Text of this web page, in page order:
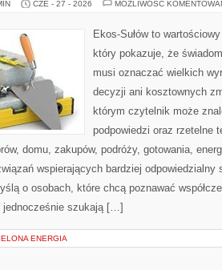
CZE - 27 - 2026 MOŻLIWOŚĆ
Ekos-Sułów to
który pokazuje, że
musi oznaczać wielkich
decyzji ani kosztownych
którym czytelnik może
podpowiedzi oraz rzetelne
domu, zakupów, podróży, gotowania,
wspierających bardziej odpowiedzialny
o osobach, które chcą poznawać
jednocześnie szukają […]
ENERGIA